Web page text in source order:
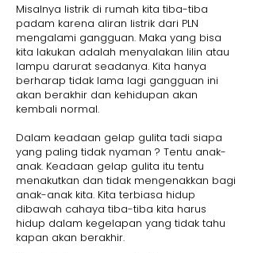
Misalnya listrik di rumah kita tiba-tiba
padam karena aliran listrik dari PLN
mengalami gangguan. Maka yang bisa
kita lakukan adalah menyalakan lilin atau
lampu darurat seadanya. Kita hanya
berharap tidak lama lagi gangguan ini
akan berakhir dan kehidupan akan
kembali normal.
Dalam keadaan gelap gulita tadi siapa
yang paling tidak nyaman ? Tentu anak-
anak. Keadaan gelap gulita itu tentu
menakutkan dan tidak mengenakkan bagi
anak-anak kita. Kita terbiasa hidup
dibawah cahaya tiba-tiba kita harus
hidup dalam kegelapan yang tidak tahu
kapan akan berakhir.